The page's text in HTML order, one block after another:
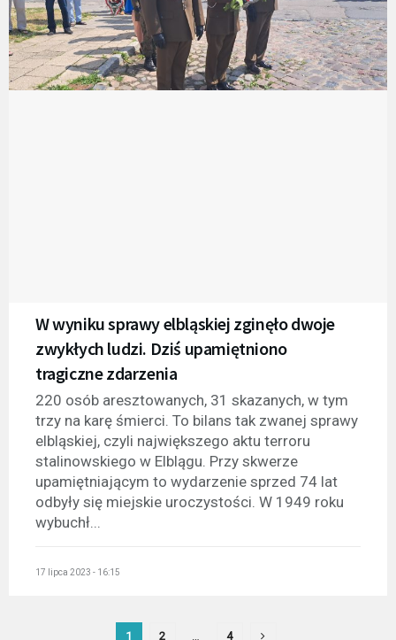
W wyniku sprawy elbląskiej zginęło dwoje
zwykłych ludzi. Dziś upamiętniono
tragiczne zdarzenia
220 osób aresztowanych, 31 skazanych, w tym
trzy na karę śmierci. To bilans tak zwanej sprawy
elbląskiej, czyli największego aktu terroru
stalinowskiego w Elblągu. Przy skwerze
upamiętniającym to wydarzenie sprzed 74 lat
odbyły się miejskie uroczystości. W 1949 roku
wybuchł...
17 lipca 2023 - 16:15
1 2 … 4